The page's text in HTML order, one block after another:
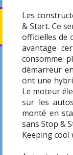
Les
& Start. Ce
officielles de
avantage
consomme
démarreur
ont une
Le moteur
sur les
monté en
sans Stop &
Keeping cool